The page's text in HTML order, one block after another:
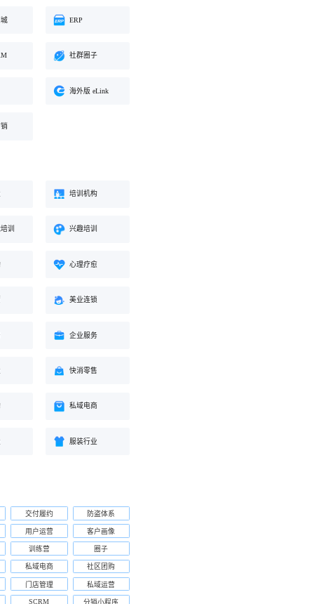
ERP
社群圈子
海外版 eLink
培训机构
训 兴趣培训
心理疗愈
美业连锁
企业服务
快消零售
私域电商
服装行业
交付履约 防盗体系
用户运营 客户画像
训练营 圈子
私域电商 社区团购
门店管理 私域运营
SCRM 分销小程序